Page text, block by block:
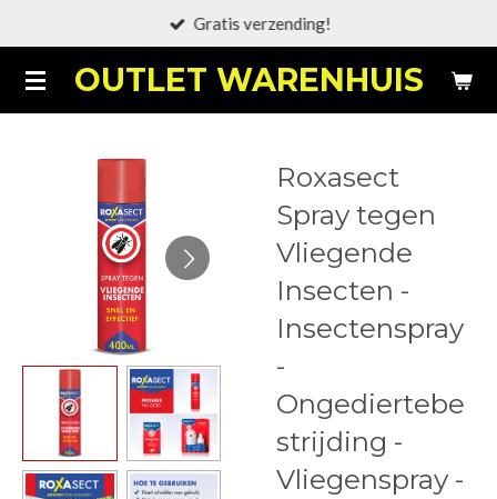
naar
de
OUTLET WARENHUIS
Gratis verzending!
Roxasect
Spray tegen
Vliegende
Insecten -
Insectenspray
-
Ongediertebe
strijding -
Vliegenspray -